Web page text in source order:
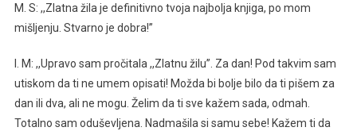
M. S: ,,Zlatna žila je definitivno tvoja najbolja knjiga, po mom
mišljenju. Stvarno je dobra!”
I. M: ,,Upravo sam pročitala ,,Zlatnu žilu”. Za dan! Pod takvim sam
utiskom da ti ne umem opisati! Možda bi bolje bilo da ti pišem za
dan ili dva, ali ne mogu. Želim da ti sve kažem sada, odmah.
Totalno sam oduševljena. Nadmašila si samu sebe! Kažem ti da